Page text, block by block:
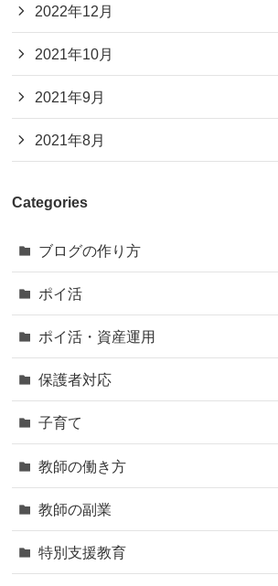
2022年12月
2021年10月
2021年9月
2021年8月
Categories
ブログの作り方
ポイ活
ポイ活・資産運用
保護者対応
子育て
教師の働き方
教師の副業
特別支援教育